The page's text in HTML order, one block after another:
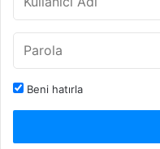
Beni hatırla